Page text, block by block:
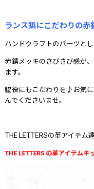
ランス鋲にこだわりの
ハンドクラフトのパーツと
赤錆メッキのさびさび感が
ます。
脇役にもこだわりを♪お気
んでくださいませ。
THE LETTERSの革アイテム
THE LETTERS の革アイテムキ